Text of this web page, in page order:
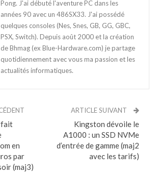
Pong. J'ai débuté l'aventure PC dans les
années 90 avec un 486SX33. J'ai possédé
quelques consoles (Nes, Snes, GB, GG, GBC,
PSX, Switch). Depuis août 2000 et la création
de Bhmag (ex Blue-Hardware.com) je partage
quotidiennement avec vous ma passion et les
actualités informatiques.
en
par
(maj3)
ARTICLE SUIVANT
Kingston dévoile le
A1000 : un SSD NVMe
d’entrée de gamme (maj2
avec les tarifs)